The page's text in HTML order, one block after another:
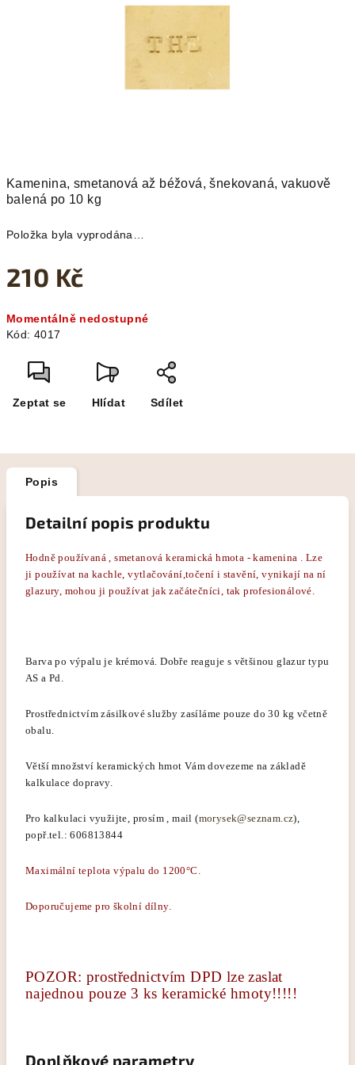
Kamenina, smetanová až béžová, šnekovaná, vakuově
balená po 10 kg
Položka byla vyprodána…
210 Kč
cena:
Momentálně nedostupné
Kód: 4017
Zeptat se Hlídat Sdílet
hvězdiček.
Popis
Detailní popis produktu
Hodně používaná , smetanová keramická hmota - kamenina . Lze
ji používat na kachle, vytlačování,točení i stavění, vynikají na ní
glazury, mohou ji používat jak začátečníci, tak profesionálové.
Barva po výpalu je krémová. Dobře reaguje s většinou glazur typu
AS a Pd.
Prostřednictvím zásilkové služby zasíláme pouze do 30 kg včetně
obalu.
Větší množství keramických hmot Vám dovezeme na základě
kalkulace dopravy.
Pro kalkulaci využijte, prosím , mail (morysek@seznam.cz),
popř.tel.: 606813844
Maximální teplota výpalu do 1200°C.
Doporučujeme pro školní dílny.
POZOR: prostřednictvím DPD lze zaslat
najednou pouze 3 ks keramické hmoty!!!!!
Doplňkové parametry